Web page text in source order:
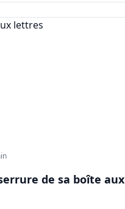
de sa boîte aux